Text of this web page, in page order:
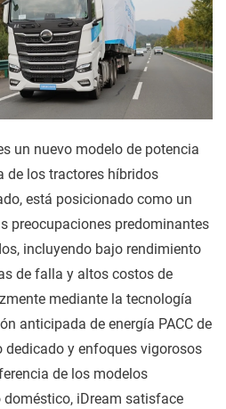
un nuevo modelo de potencia
de los tractores híbridos
está posicionado como un
preocupaciones predominantes
incluyendo bajo rendimiento
de falla y altos costos de
mediante la tecnología
anticipada de energía PACC de
y enfoques vigorosos
de los modelos
iDream satisface